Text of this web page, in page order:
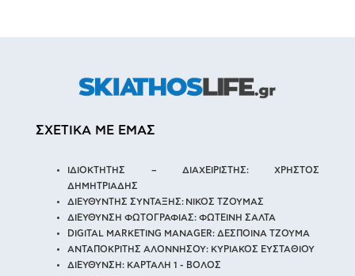
ΣΧΕΤΙΚΑ ΜΕ ΕΜΑΣ
ΙΔΙΟΚΤΗΤΗΣ – ΔΙΑΧΕΙΡΙΣΤΗΣ: ΧΡΗΣΤΟΣ
ΔΗΜΗΤΡΙΑΔΗΣ
ΔΙΕΥΘΥΝΤΗΣ ΣΥΝΤΑΞΗΣ: ΝΙΚΟΣ ΤΖΟΥΜΑΣ
ΔΙΕΥΘΥΝΣΗ ΦΩΤΟΓΡΑΦΙΑΣ: ΦΩΤΕΙΝΗ ΣΑΛΤΑ
DIGITAL MARKETING MANAGER: ΔΕΣΠΟΙΝΑ ΤΖΟΥΜΑ
ΑΝΤΑΠΟΚΡΙΤΗΣ ΑΛΟΝΝΗΣΟΥ: ΚΥΡΙΑΚΟΣ ΕΥΣΤΑΘΙΟΥ
ΔΙΕΥΘΥΝΣΗ: ΚΑΡΤΑΛΗ 1 - ΒΟΛΟΣ